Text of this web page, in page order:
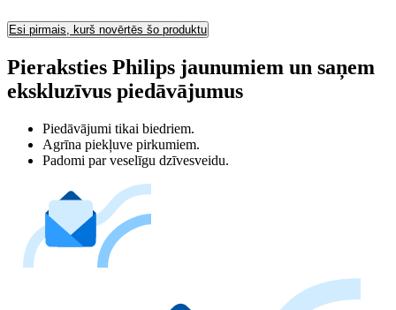
Esi pirmais, kurš novērtēs šo produktu
Pieraksties Philips jaunumiem un saņem
ekskluzīvus piedāvājumus
Piedāvājumi tikai biedriem.
Agrīna piekļuve pirkumiem.
Padomi par veselīgu dzīvesveidu.